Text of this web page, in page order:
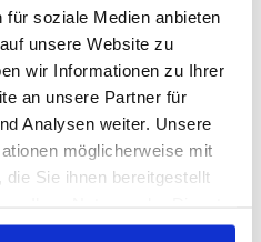
soziale Medien anbieten
unsere Website zu
wir Informationen zu Ihrer
an unsere Partner für
Analysen weiter. Unsere
möglicherweise mit
Sie ihnen bereitgestellt